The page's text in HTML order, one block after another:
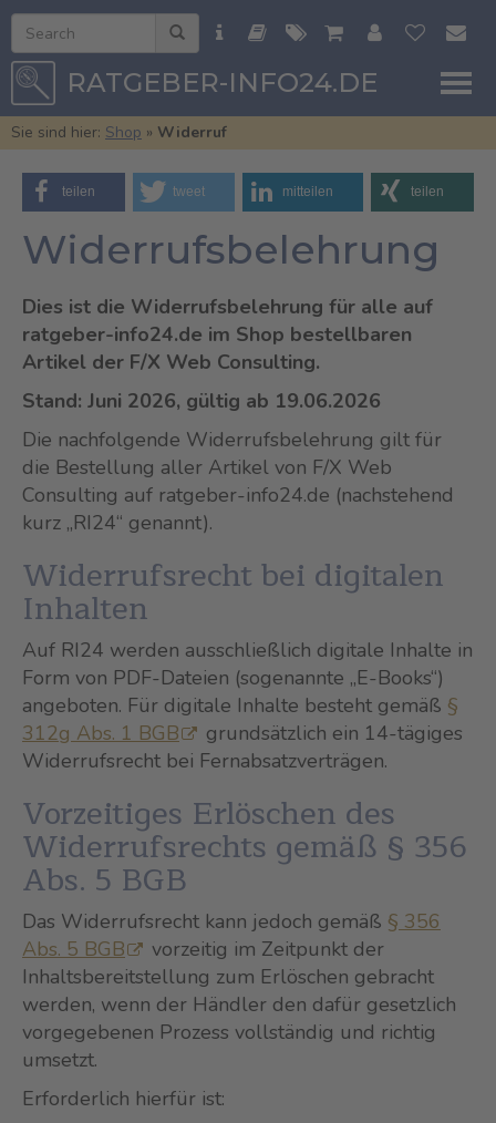
RATGEBER-INFO24.DE
Sie sind hier: Shop » Widerruf
teilen tweet mitteilen teilen
Widerrufsbelehrung
Dies ist die Widerrufsbelehrung für alle auf
ratgeber-info24.de im Shop bestellbaren
Artikel der F/X Web Consulting.
Stand: Juni 2026, gültig ab 19.06.2026
Die nachfolgende Widerrufsbelehrung gilt für
die Bestellung aller Artikel von F/X Web
Consulting auf ratgeber-info24.de (nachstehend
kurz „RI24“ genannt).
Widerrufsrecht bei digitalen
Inhalten
Auf RI24 werden ausschließlich digitale Inhalte in
Form von PDF-Dateien (sogenannte „E-Books“)
angeboten. Für digitale Inhalte besteht gemäß §
312g Abs. 1 BGB
grundsätzlich ein 14-tägiges
Widerrufsrecht bei Fernabsatzverträgen.
Vorzeitiges Erlöschen des
Widerrufsrechts gemäß § 356
Abs. 5 BGB
Das Widerrufsrecht kann jedoch gemäß § 356
Abs. 5 BGB
vorzeitig im Zeitpunkt der
Inhaltsbereitstellung zum Erlöschen gebracht
werden, wenn der Händler den dafür gesetzlich
vorgegebenen Prozess vollständig und richtig
umsetzt.
Erforderlich hierfür ist: